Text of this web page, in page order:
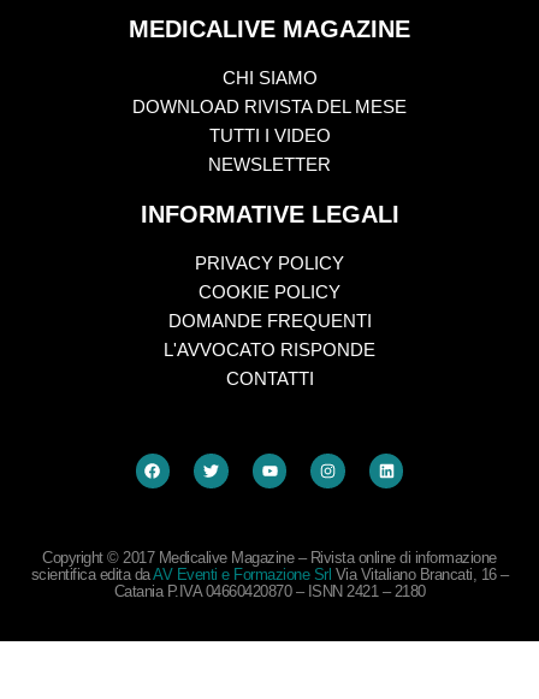
MEDICALIVE MAGAZINE
CHI SIAMO
DOWNLOAD RIVISTA DEL MESE
TUTTI I VIDEO
NEWSLETTER
INFORMATIVE LEGALI
PRIVACY POLICY
COOKIE POLICY
DOMANDE FREQUENTI
L'AVVOCATO RISPONDE
CONTATTI
Copyright © 2017 Medicalive Magazine – Rivista online di informazione
scientifica edita daAV Eventi e Formazione Srl Via Vitaliano Brancati, 16 –
Catania P.IVA 04660420870 – ISNN 2421 – 2180